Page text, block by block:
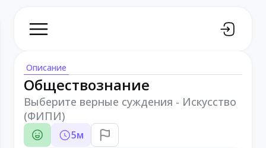
Описание
Обществознание
Выберите верные суждения - Искусство
(ФИПИ)
5м